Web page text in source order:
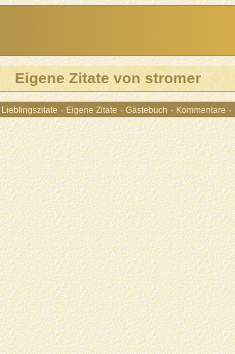
Eigene Zitate von stromer
Lieblingszitate · Eigene Zitate · Gästebuch · Kommentare ·